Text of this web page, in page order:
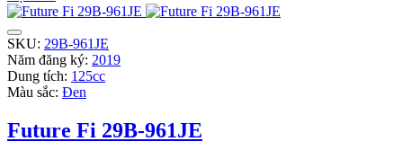
SKU: 29B-961JE
Năm đăng ký: 2019
Dung tích: 125cc
Màu sắc: Đen
Future Fi 29B-961JE